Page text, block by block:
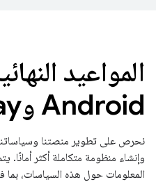
المواعيد
Android وGoogle Play
نحرص على تطوير منصتنا
وإنشاء منظومة متكاملة أكثر أمانًا.
المعلومات حول هذه السياسات،